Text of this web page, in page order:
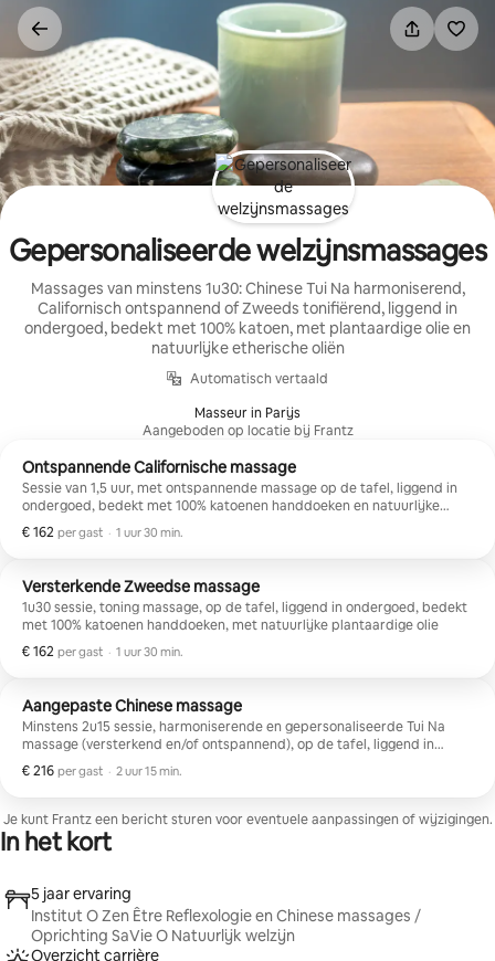
direct
naar
inhoud
Gepersonaliseerde welzijnsmassages
Massages van minstens 1u30: Chinese Tui Na harmoniserend,
Californisch ontspannend of Zweeds tonifiërend, liggend in
ondergoed, bedekt met 100% katoen, met plantaardige olie en
natuurlijke etherische oliën
Automatisch vertaald
Masseur in Parijs
Aangeboden op locatie bij Frantz
Ontspannende Californische massage
Sessie van 1,5 uur, met ontspannende massage op de tafel, liggend in
ondergoed, bedekt met 100% katoenen handdoeken en natuurlijke
plantaardige olie
€ 162 per gast
€ 162 per gast
, · 1 uur 30 min.
Versterkende Zweedse massage
1u30 sessie, toning massage, op de tafel, liggend in ondergoed, bedekt
met 100% katoenen handdoeken, met natuurlijke plantaardige olie
€ 162 per gast
€ 162 per gast
, · 1 uur 30 min.
Aangepaste Chinese massage
Minstens 2u15 sessie, harmoniserende en gepersonaliseerde Tui Na
massage (versterkend en/of ontspannend), op de tafel, liggend in
ondergoed, bedekt met 100% katoenen handdoeken, met natuurlijke
plantaardige olie en keuze uit 100% pure en aangepaste etherische
oliën
€ 216 per gast
€ 216 per gast
, · 2 uur 15 min.
Je kunt Frantz een bericht sturen voor eventuele aanpassingen of wijzigingen.
In het kort
5 jaar ervaring
Institut O Zen Être Reflexologie en Chinese massages /
Oprichting SaVie O Natuurlijk welzijn
Overzicht carrière